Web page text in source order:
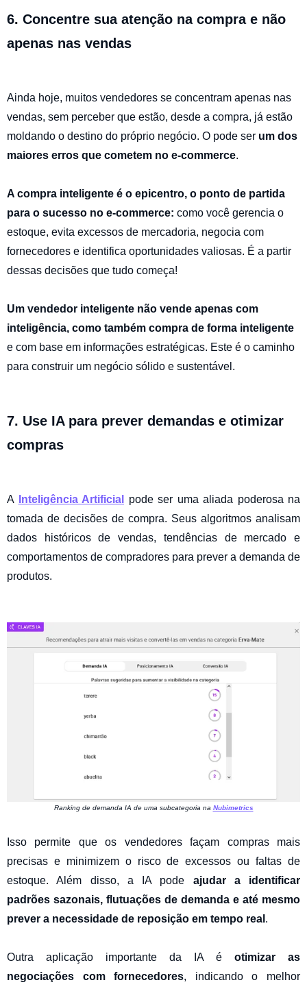
6. Concentre sua atenção na compra e não
apenas nas vendas
Ainda hoje, muitos vendedores se concentram apenas nas
vendas, sem perceber que estão, desde a compra, já estão
moldando o destino do próprio negócio. O pode ser um dos
maiores erros que cometem no e-commerce.
A compra inteligente é o epicentro, o ponto de partida
para o sucesso no e-commerce: como você gerencia o
estoque, evita excessos de mercadoria, negocia com
fornecedores e identifica oportunidades valiosas. É a partir
dessas decisões que tudo começa!
Um vendedor inteligente não vende apenas com
inteligência, como também compra de forma inteligente
e com base em informações estratégicas. Este é o caminho
para construir um negócio sólido e sustentável.
7. Use IA para prever demandas e otimizar
compras
A Inteligência Artificial
pode ser uma aliada poderosa na
tomada de decisões de compra. Seus algoritmos analisam
dados históricos de vendas, tendências de mercado e
comportamentos de compradores para prever a demanda de
produtos.
Ranking de demanda IA de uma subcategoria na Nubimetrics
Isso permite que os vendedores façam compras mais
precisas e minimizem o risco de excessos ou faltas de
estoque. Além disso, a IA pode ajudar a identificar
padrões sazonais, flutuações de demanda e até mesmo
prever a necessidade de reposição em tempo real .
Outra aplicação importante da IA é otimizar as
negociações com fornecedores, indicando o melhor